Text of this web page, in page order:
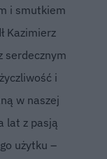
i smutkiem
Kazimierz
serdecznym
i
w naszej
lat z pasją
użytku –